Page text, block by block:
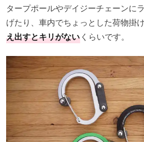
タープポールやデイジーチェーンに
げたり、車内でちょっとした荷物掛け
え出すとキリがない くらいです。